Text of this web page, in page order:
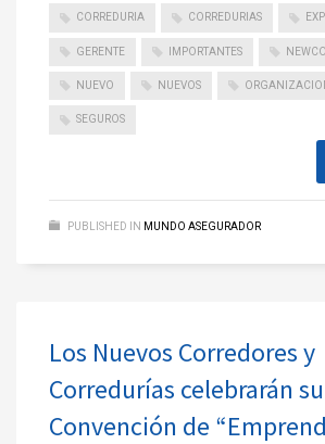
CORREDURIA CORREDURIAS
GERENTE IMPORTANTES
NUEVO NUEVOS
SEGUROS
PUBLISHED IN MUNDO ASEGURADOR
Los Nuevos Corredores y
Corredurías celebrarán su
Convención de